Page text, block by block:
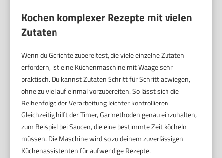
Kochen komplexer Rezepte mit vielen
Zutaten
Wenn du Gerichte zubereitest, die viele einzelne Zutaten
erfordern, ist eine Küchenmaschine mit Waage sehr
praktisch. Du kannst Zutaten Schritt für Schritt abwiegen,
ohne zu viel auf einmal vorzubereiten. So lässt sich die
Reihenfolge der Verarbeitung leichter kontrollieren.
Gleichzeitig hilft der Timer, Garmethoden genau einzuhalten,
zum Beispiel bei Saucen, die eine bestimmte Zeit köcheln
müssen. Die Maschine wird so zu deinem zuverlässigen
Küchenassistenten für aufwendige Rezepte.